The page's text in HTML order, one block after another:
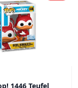
1446 Teufel